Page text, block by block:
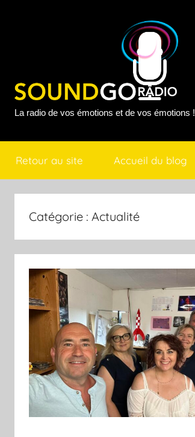
Sound
Go
Radio
La radio de vos émotions et de vos émotions !
Retour au site Accueil du blog
Catégorie : Actualité